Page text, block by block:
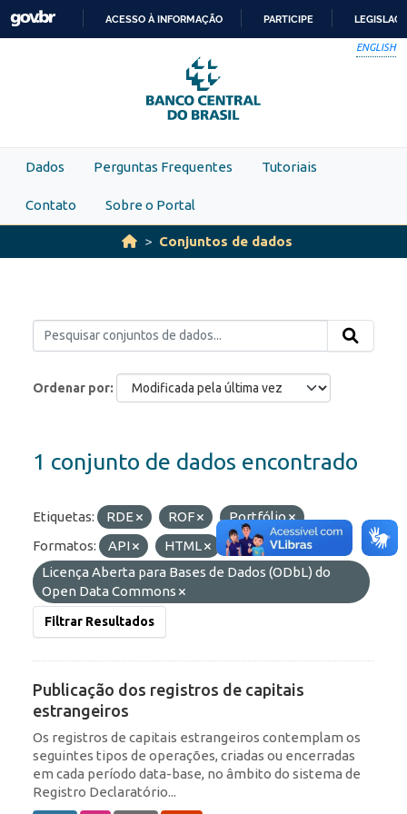
Skip to main content
PARA
O
CONTEÚDO
ACESSO À INFORMAÇÃO PARTICIPE
ENGLISH
Dados Perguntas Frequentes Tutoriais
Contato Sobre o Portal
Conjuntos de dados
Ordenar por
1 conjunto de dados encontrado
Etiquetas: RDE ROF
Portfólio
Formatos:
API HTML
Licenças:
Licença Aberta para Bases de Dados (ODbL) do
Open Data Commons
Filtrar Resultados
Publicação dos registros de capitais
estrangeiros
Os registros de capitais estrangeiros contemplam os
seguintes tipos de operações, criadas ou encerradas
em cada período data-base, no âmbito do sistema de
Registro Declaratório...